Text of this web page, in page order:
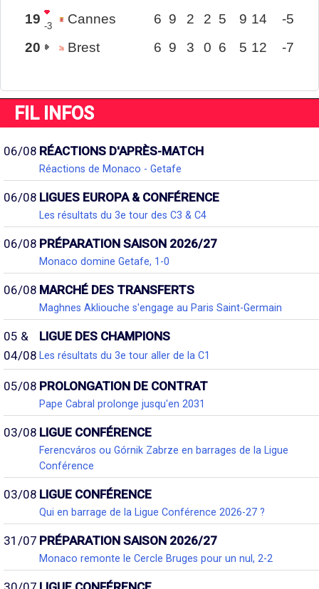
19 -3 Cannes 6 9 2 2 5 9 14
-5
20
Brest 6 9 3 0 6 5 12 -7
FIL INFOS
06/08 RÉACTIONS D'APRÈS-MATCH
Réactions de Monaco - Getafe
06/08 LIGUES EUROPA & CONFÉRENCE
Les résultats du 3e tour des C3 & C4
06/08 PRÉPARATION SAISON 2026/27
Monaco domine Getafe, 1-0
06/08 MARCHÉ DES TRANSFERTS
Maghnes Akliouche s'engage au Paris Saint-Germain
05 &
04/08
LIGUE DES CHAMPIONS
Les résultats du 3e tour aller de la C1
05/08 PROLONGATION DE CONTRAT
Pape Cabral prolonge jusqu'en 2031
03/08 LIGUE CONFÉRENCE
Ferencváros ou Górnik Zabrze en barrages de la Ligue
Conférence
03/08 LIGUE CONFÉRENCE
Qui en barrage de la Ligue Conférence 2026-27 ?
31/07 PRÉPARATION SAISON 2026/27
Monaco remonte le Cercle Bruges pour un nul, 2-2